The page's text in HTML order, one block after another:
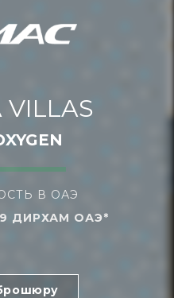
VILLAS
В ОАЭ
ДИРХАМ ОАЭ*